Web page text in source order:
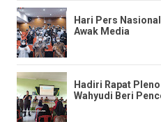
Hari Pers
Awak Media
Hadiri Rapat
Wahyudi Beri